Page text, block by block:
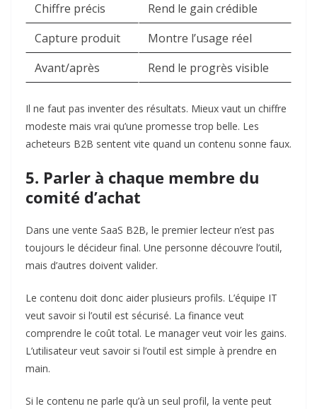
Chiffre précis
Rend le gain crédible
Capture produit
Montre l’usage réel
Avant/après
Rend le progrès visible
Il ne faut pas inventer des résultats. Mieux vaut un chiffre
modeste mais vrai qu’une promesse trop belle. Les
acheteurs B2B sentent vite quand un contenu sonne faux.
5. Parler à chaque membre du
comité d’achat
Dans une vente SaaS B2B, le premier lecteur n’est pas
toujours le décideur final. Une personne découvre l’outil,
mais d’autres doivent valider.
Le contenu doit donc aider plusieurs profils. L’équipe IT
veut savoir si l’outil est sécurisé. La finance veut
comprendre le coût total. Le manager veut voir les gains.
L’utilisateur veut savoir si l’outil est simple à prendre en
main.
Si le contenu ne parle qu’à un seul profil, la vente peut